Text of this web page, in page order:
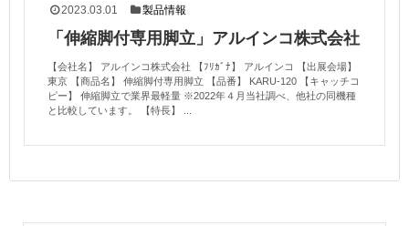
2023.03.01 製品情報
「伸縮脚付専用脚立」アルインコ株式会社
【会社名】 アルインコ株式会社 【ﾌﾘｶﾞﾅ】 アルインコ 【出展会場】
東京 【商品名】 伸縮脚付専用脚立 【品番】 KARU-120 【キャッチコ
ピー】 伸縮脚立で業界最軽量 ※2022年４月当社調べ、他社の同機種
と比較しています。 【特長】 ...